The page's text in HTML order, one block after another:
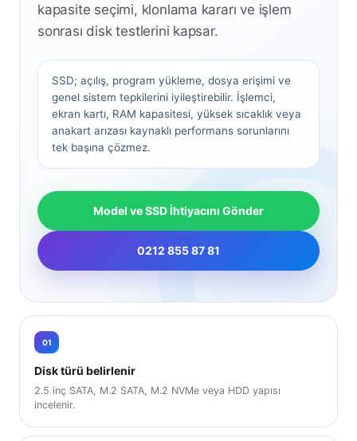
kapasite seçimi, klonlama kararı ve işlem
sonrası disk testlerini kapsar.
SSD; açılış, program yükleme, dosya erişimi ve
genel sistem tepkilerini iyileştirebilir. İşlemci,
ekran kartı, RAM kapasitesi, yüksek sıcaklık veya
anakart arızası kaynaklı performans sorunlarını
tek başına çözmez.
Model ve SSD İhtiyacını Gönder
0212 855 87 81
01
Disk türü belirlenir
2.5 inç SATA, M.2 SATA, M.2 NVMe veya HDD yapısı
incelenir.